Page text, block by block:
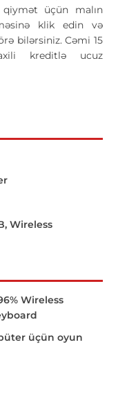
qiymət üçün malın
klik edin və
bilərsiniz. Cəmi 15
kreditlə ucuz
Wireless
üçün oyun